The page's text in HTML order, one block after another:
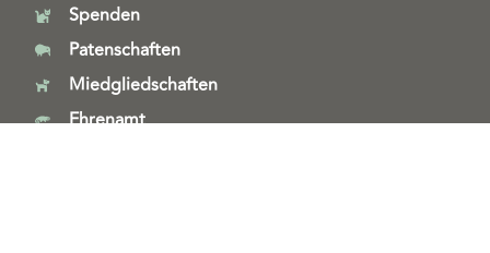
Spenden
Patenschaften
Miedgliedschaften
Ehrenamt